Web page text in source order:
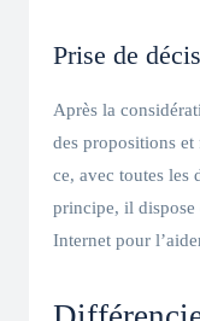
Prise de
Après la
des propositions et
ce, avec toutes les
principe, il dispose
Internet pour